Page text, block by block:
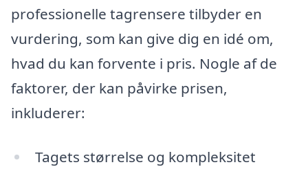
professionelle tagrensere tilbyder en
vurdering, som kan give dig en idé om,
hvad du kan forvente i pris. Nogle af de
faktorer, der kan påvirke prisen,
inkluderer:
Tagets størrelse og kompleksitet